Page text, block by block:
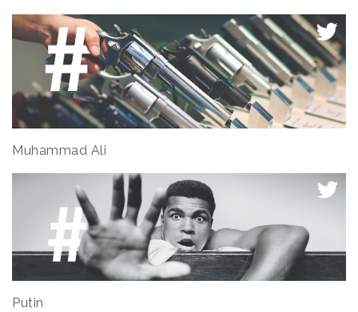
Muhammad Ali
Putin